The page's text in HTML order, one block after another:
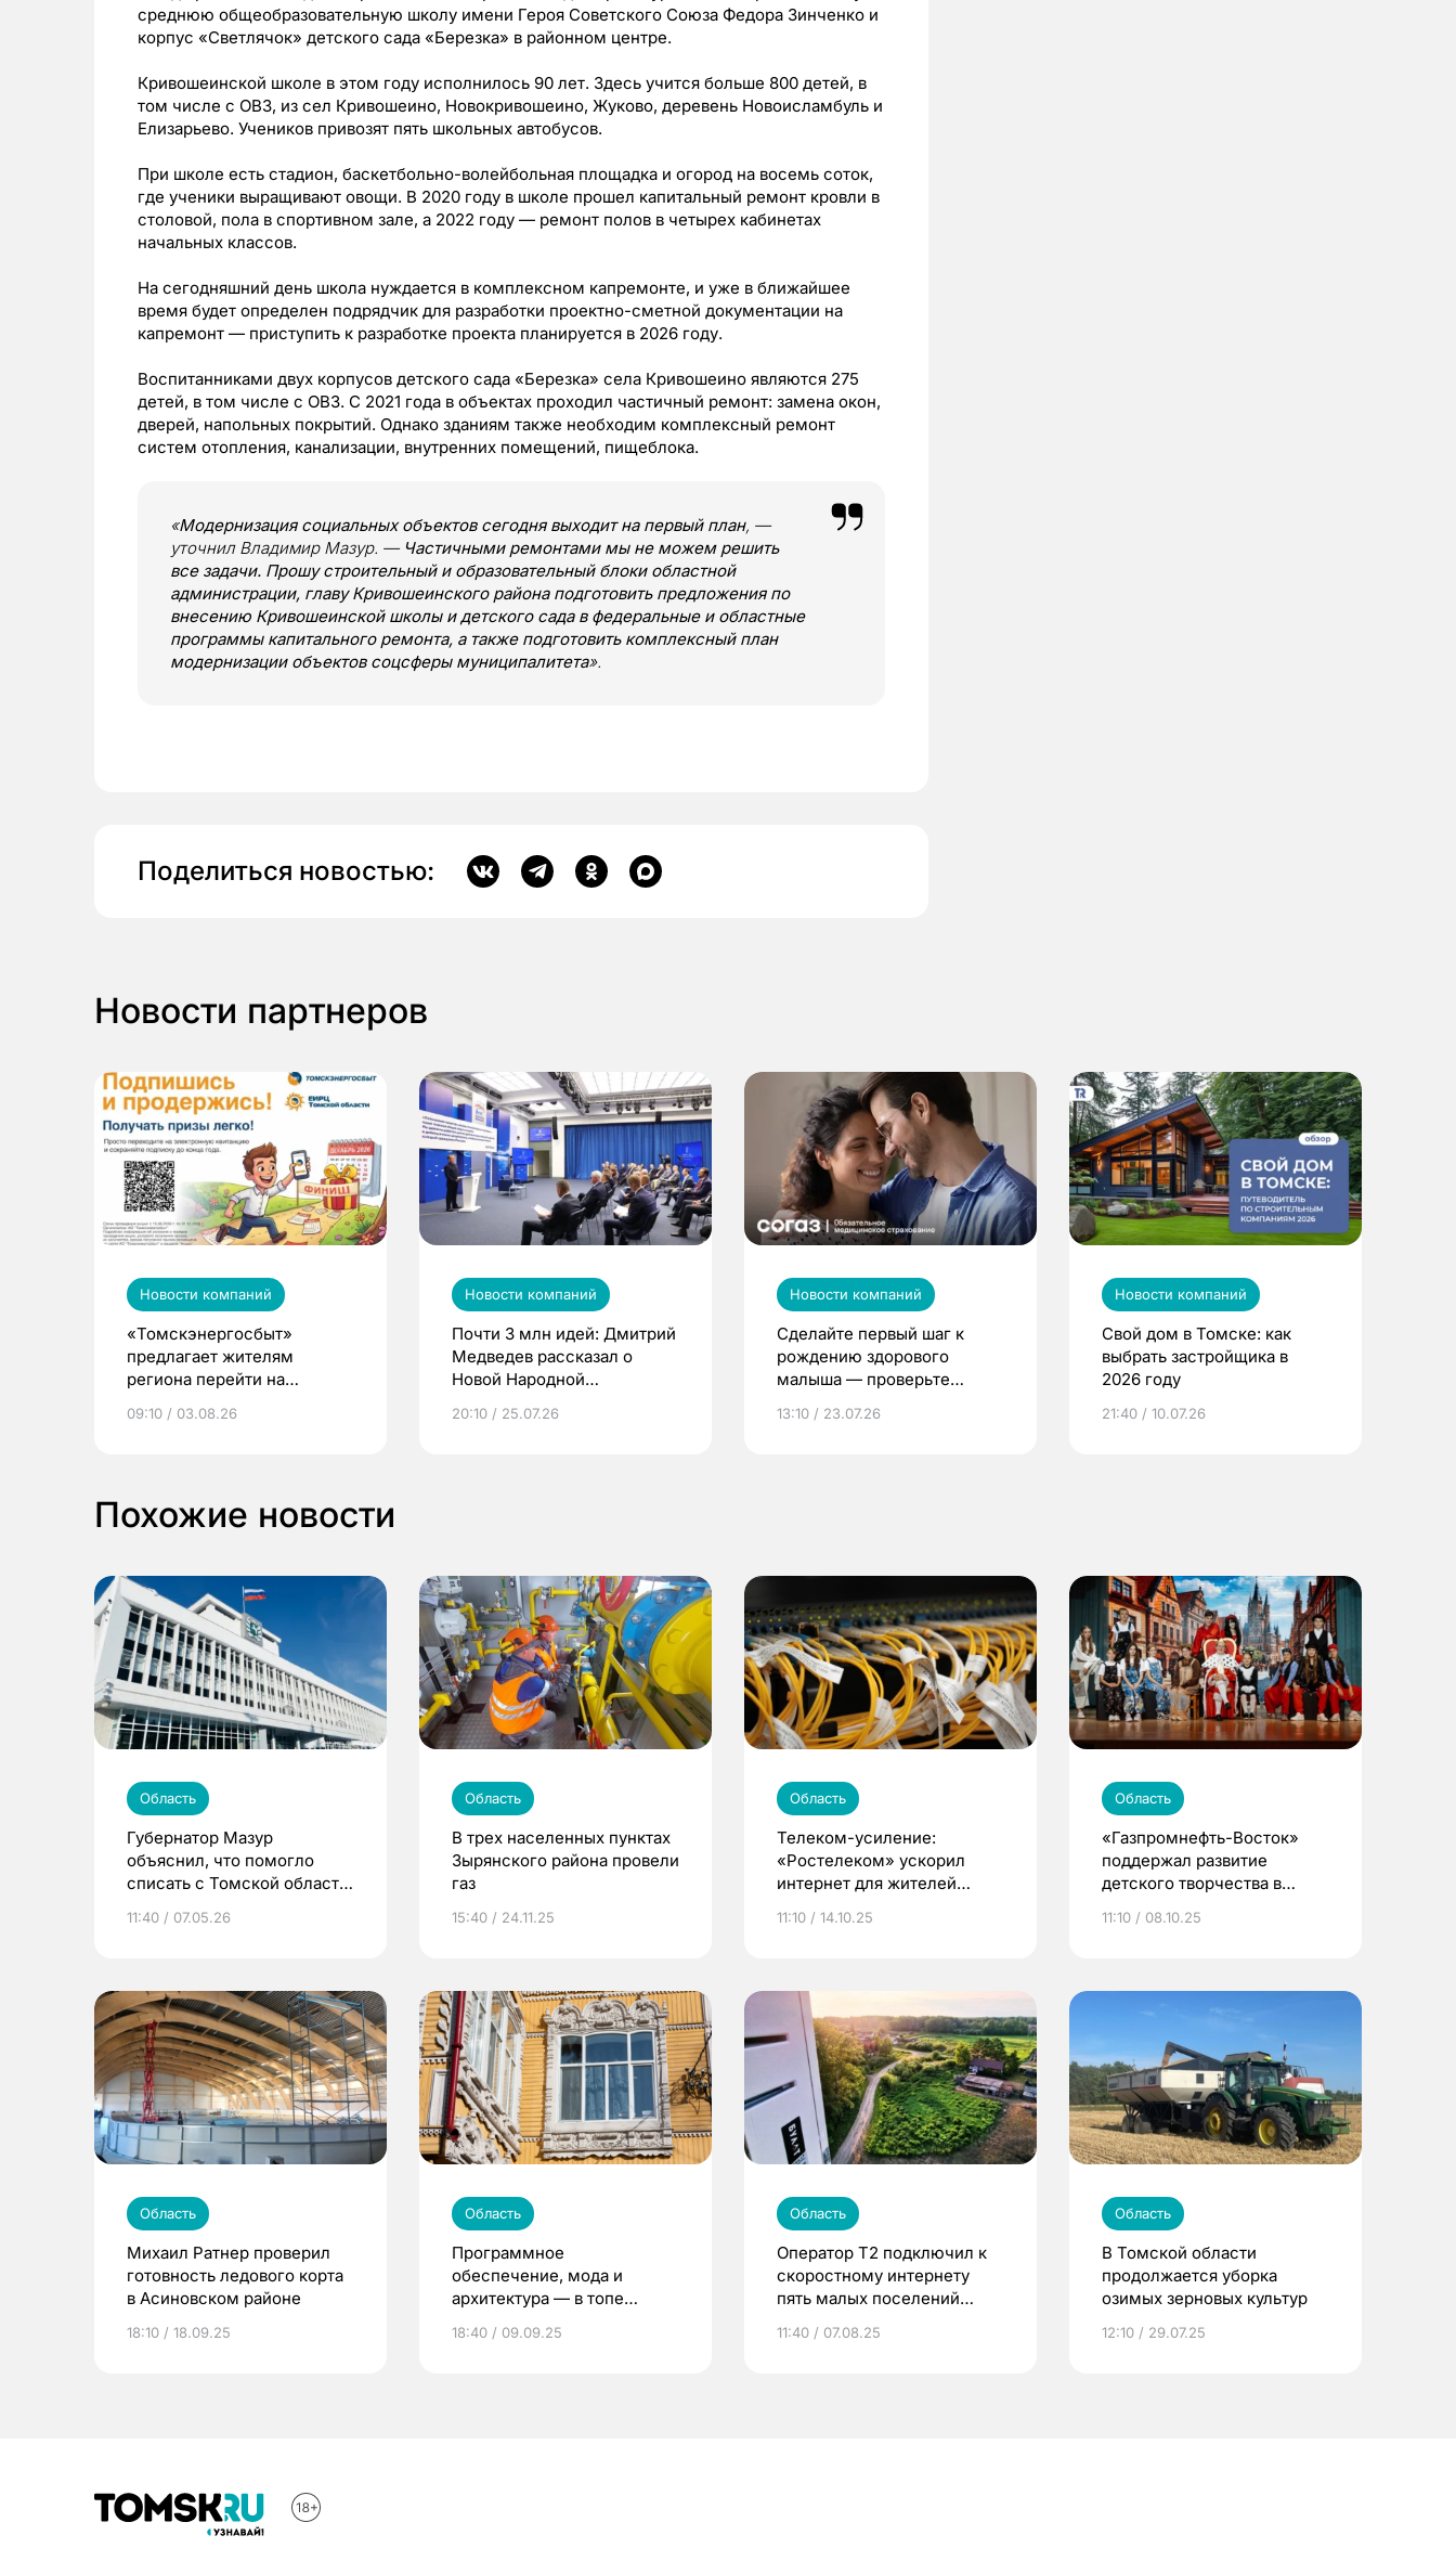
среднюю общеобразовательную школу имени Героя Советского Союза Федора Зинченко и
корпус «Светлячок» детского сада «Березка» в районном центре.
Кривошеинской школе в этом году исполнилось 90 лет. Здесь учится больше 800 детей, в
том числе с ОВЗ, из сел Кривошеино, Новокривошеино, Жуково, деревень Новоисламбуль и
Елизарьево. Учеников привозят пять школьных автобусов.
При школе есть стадион, баскетбольно-волейбольная площадка и огород на восемь соток,
где ученики выращивают овощи. В 2020 году в школе прошел капитальный ремонт кровли в
столовой, пола в спортивном зале, а 2022 году — ремонт полов в четырех кабинетах
начальных классов.
На сегодняшний день школа нуждается в комплексном капремонте, и уже в ближайшее
время будет определен подрядчик для разработки проектно-сметной документации на
капремонт — приступить к разработке проекта планируется в 2026 году.
Воспитанниками двух корпусов детского сада «Березка» села Кривошеино являются 275
детей, в том числе с ОВЗ. С 2021 года в объектах проходил частичный ремонт: замена окон,
дверей, напольных покрытий. Однако зданиям также необходим комплексный ремонт
систем отопления, канализации, внутренних помещений, пищеблока.
«Модернизация социальных объектов сегодня выходит на первый план, —
уточнил Владимир Мазур. — Частичными ремонтами мы не можем решить
все задачи. Прошу строительный и образовательный блоки областной
администрации, главу Кривошеинского района подготовить предложения по
внесению Кривошеинской школы и детского сада в федеральные и областные
программы капитального ремонта, а также подготовить комплексный план
модернизации объектов соцсферы муниципалитета».
Поделиться новостью:
Новости партнеров
Новости компаний
«Томскэнергосбыт»
предлагает жителям
региона перейти на
выиграть призы
09:10 / 03.08.26
Новости компаний
Почти 3 млн идей: Дмитрий
Медведев рассказал о
Новой Народной
20:10 / 25.07.26
Новости компаний
Сделайте первый шаг к
рождению здорового
малыша — проверьте
по ОМС!
13:10 / 23.07.26
Новости компаний
Свой дом в Томске: как
выбрать застройщика в
2026 году
21:40 / 10.07.26
Похожие новости
Область
Губернатор Мазур
объяснил, что помогло
списать с Томской области
кредитов
11:40 / 07.05.26
Область
В трех населенных пунктах
Зырянского района провели
газ
15:40 / 24.11.25
Область
Телеком-усиление:
«Ростелеком» ускорил
интернет для жителей
11:10 / 14.10.25
Область
«Газпромнефть-Восток»
поддержал развитие
детского творчества в
11:10 / 08.10.25
Область
Михаил Ратнер проверил
готовность ледового корта
в Асиновском районе
18:10 / 18.09.25
Область
Программное
обеспечение, мода и
архитектура — в топе
Томской области
18:40 / 09.09.25
Область
Оператор Т2 подключил к
скоростному интернету
пять малых поселений
11:40 / 07.08.25
Область
В Томской области
продолжается уборка
озимых зерновых культур
12:10 / 29.07.25